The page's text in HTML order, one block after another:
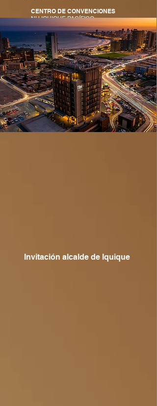
CENTRO DE CONVENCIONES
NH IQUIQUE PACÍFICO
Invitación alcalde de Iquique